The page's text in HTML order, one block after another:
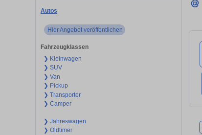
Autos
Hier Angebot veröffentlichen
Fahrzeugklassen
❯ Kleinwagen
❯ SUV
❯ Van
❯ Pickup
❯ Transporter
❯ Camper
❯ Jahreswagen
❯ Oldtimer